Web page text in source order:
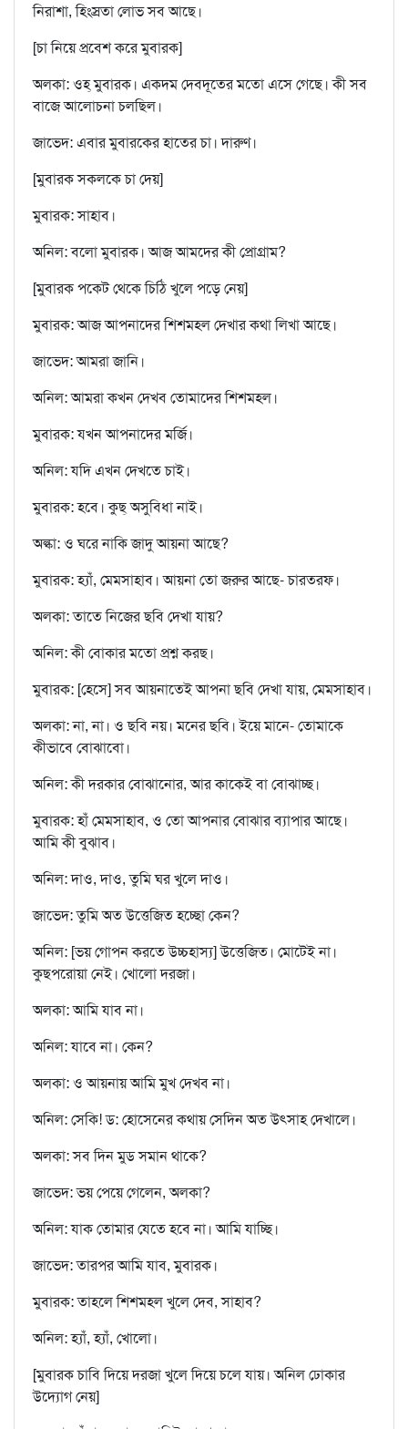
নিরাশা, হিংস্রতা লোভ সব আছে।
[চা নিয়ে প্রবেশ করে মুবারক]
অলকা: ওহ্‌ মুবারক। একদম দেবদূতের মতো এসে গেছে। কী সব
বাজে আলোচনা চলছিল।
জাভেদ: এবার মুবারকের হাতের চা। দারুণ।
[মুবারক সকলকে চা দেয়]
মুবারক: সাহাব।
অনিল: বলো মুবারক। আজ আমদের কী প্রোগ্রাম?
[মুবারক পকেট থেকে চিঠি খুলে পড়ে নেয়]
মুবারক: আজ আপনাদের শিশমহল দেখার কথা লিখা আছে।
জাভেদ: আমরা জানি।
অনিল: আমরা কখন দেখব তোমাদের শিশমহল।
মুবারক: যখন আপনাদের মর্জি।
অনিল: যদি এখন দেখতে চাই।
মুবারক: হবে। কুছ্‌ অসুবিধা নাই।
অল্কা: ও ঘরে নাকি জাদু আয়না আছে?
মুবারক: হ্যাঁ, মেমসাহাব। আয়না তো জরুর আছে- চারতরফ।
অলকা: তাতে নিজের ছবি দেখা যায়?
অনিল: কী বোকার মতো প্রশ্ন করছ।
মুবারক: [হেসে] সব আয়নাতেই আপনা ছবি দেখা যায়, মেমসাহাব।
অলকা: না, না। ও ছবি নয়। মনের ছবি। ইয়ে মানে- তোমাকে
কীভাবে বোঝাবো।
অনিল: কী দরকার বোঝানোর, আর কাকেই বা বোঝাচ্ছ।
মুবারক: হাঁ মেমসাহাব, ও তো আপনার বোঝার ব্যাপার আছে।
আমি কী বুঝাব।
অনিল: দাও, দাও, তুমি ঘর খুলে দাও।
জাভেদ: তুমি অত উত্তেজিত হচ্ছো কেন?
অনিল: [ভয় গোপন করতে উচ্চহাস্য] উত্তেজিত। মোটেই না।
কুছপরোয়া নেই। খোলো দরজা।
অলকা: আমি যাব না।
অনিল: যাবে না। কেন?
অলকা: ও আয়নায় আমি মুখ দেখব না।
অনিল: সেকি! ড: হোসেনের কথায় সেদিন অত উৎসাহ দেখালে।
অলকা: সব দিন মুড সমান থাকে?
জাভেদ: ভয় পেয়ে গেলেন, অলকা?
অনিল: যাক তোমার যেতে হবে না। আমি যাচ্ছি।
জাভেদ: তারপর আমি যাব, মুবারক।
মুবারক: তাহলে শিশমহল খুলে দেব, সাহাব?
অনিল: হ্যাঁ, হ্যাঁ, খোলো।
[মুবারক চাবি দিয়ে দরজা খুলে দিয়ে চলে যায়। অনিল ঢোকার
উদ্যোগ নেয়]